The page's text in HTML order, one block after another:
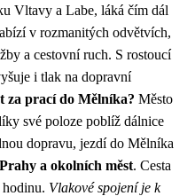
Vltavy a Labe, láká čím dál
v rozmanitých odvětvích,
a cestovní ruch. S rostoucí
i tlak na dopravní
za prací do Mělníka? Město
své poloze poblíž dálnice
dopravu, jezdí do Mělníka
a okolních měst. Cesta
Vlakové spojení je k